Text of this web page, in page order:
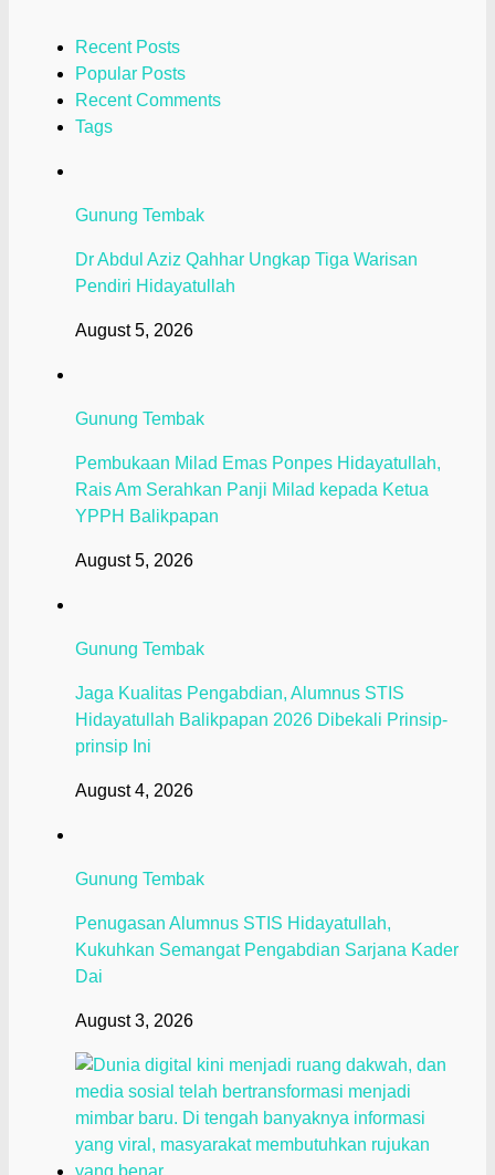
Recent Posts
Popular Posts
Recent Comments
Tags
Gunung Tembak
Dr Abdul Aziz Qahhar Ungkap Tiga Warisan
Pendiri Hidayatullah
August 5, 2026
Gunung Tembak
Pembukaan Milad Emas Ponpes Hidayatullah,
Rais Am Serahkan Panji Milad kepada Ketua
YPPH Balikpapan
August 5, 2026
Gunung Tembak
Jaga Kualitas Pengabdian, Alumnus STIS
Hidayatullah Balikpapan 2026 Dibekali Prinsip-
prinsip Ini
August 4, 2026
Gunung Tembak
Penugasan Alumnus STIS Hidayatullah,
Kukuhkan Semangat Pengabdian Sarjana Kader
Dai
August 3, 2026